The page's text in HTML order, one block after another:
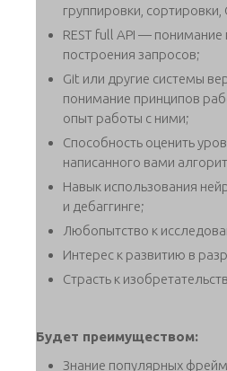
группировки, сортировки,
REST full API — понимание
построения запросов;
Git или другие системы
понимание принципов
опыт работы с ними;
Способность оценить
написанного вами
Навык использования
и дебаггинге;
Любопытство к
Интерес к развитию в
Страсть к
Будет преимуществом:
Знание популярных